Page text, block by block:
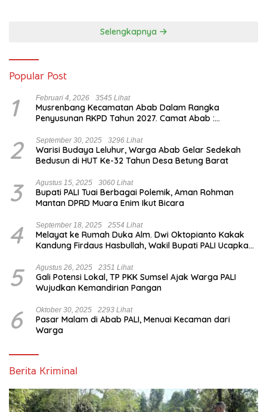
Selengkapnya
Popular Post
1 Februari 4, 2026 3545 Lihat
Musrenbang Kecamatan Abab Dalam Rangka
Penyusunan RKPD Tahun 2027. Camat Abab :
2 September 30, 2025 3296 Lihat
Warisi Budaya Leluhur, Warga Abab Gelar Sedekah
Bedusun di HUT Ke-32 Tahun Desa Betung Barat
3 Agustus 15, 2025 3060 Lihat
Bupati PALI Tuai Berbagai Polemik, Aman Rohman
Mantan DPRD Muara Enim Ikut Bicara
4 September 18, 2025 2554 Lihat
Melayat ke Rumah Duka Alm. Dwi Oktopianto Kakak
Kandung Firdaus Hasbullah, Wakil Bupati PALI Ucapkan
5 Agustus 26, 2025 2351 Lihat
Gali Potensi Lokal, TP PKK Sumsel Ajak Warga PALI
Wujudkan Kemandirian Pangan
6 Oktober 30, 2025 2293 Lihat
Pasar Malam di Abab PALI, Menuai Kecaman dari
Warga
Berita Kriminal